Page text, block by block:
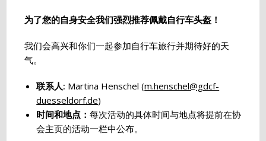
为了您的自身安全我们强烈推荐佩戴自行车头盔！
我们会高兴和你们一起参加自行车旅行并期待好的天
气。
联系人: Martina Henschel (m.henschel@gdcf-
duesseldorf.de)
时间和地点：每次活动的具体时间与地点将提前在协
会主页的活动一栏中公布。